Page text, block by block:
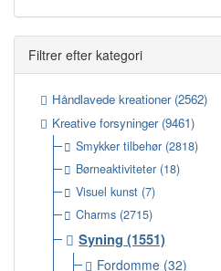
Filtrer efter kategori
Håndlavede kreationer(2562)
Kreative forsyninger(9461)
Smykker tilbehør (2818)
Børneaktiviteter (18)
Visuel kunst (7)
Charms (2715)
Syning (1551)
Fordomme (32)